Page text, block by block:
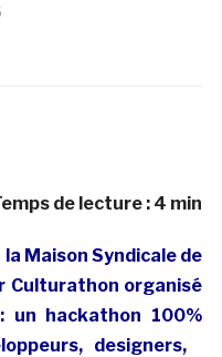
de lecture : 4 min
Maison Syndicale de
Culturathon organisé
un hackathon 100%
designers,